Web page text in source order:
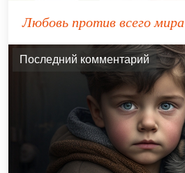
Любовь против всего мира
Последний комментарий